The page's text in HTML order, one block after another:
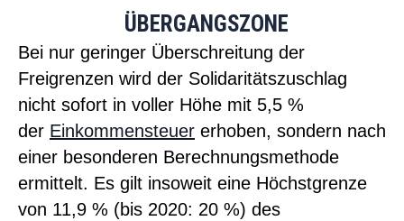
ÜBERGANGSZONE
Bei nur geringer Überschreitung der
Freigrenzen wird der Solidaritätszuschlag
nicht sofort in voller Höhe mit 5,5 %
der Einkommensteuer erhoben, sondern nach
einer besonderen Berechnungsmethode
ermittelt. Es gilt insoweit eine Höchstgrenze
von 11,9 % (bis 2020: 20 %) des